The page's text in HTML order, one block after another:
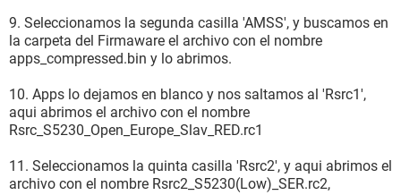
9. Seleccionamos la segunda casilla 'AMSS', y buscamos en
la carpeta del Firmaware el archivo con el nombre
apps_compressed.bin y lo abrimos.
10. Apps lo dejamos en blanco y nos saltamos al 'Rsrc1',
aqui abrimos el archivo con el nombre
Rsrc_S5230_Open_Europe_Slav_RED.rc1
11. Seleccionamos la quinta casilla 'Rsrc2', y aqui abrimos el
archivo con el nombre Rsrc2_S5230(Low)_SER.rc2,